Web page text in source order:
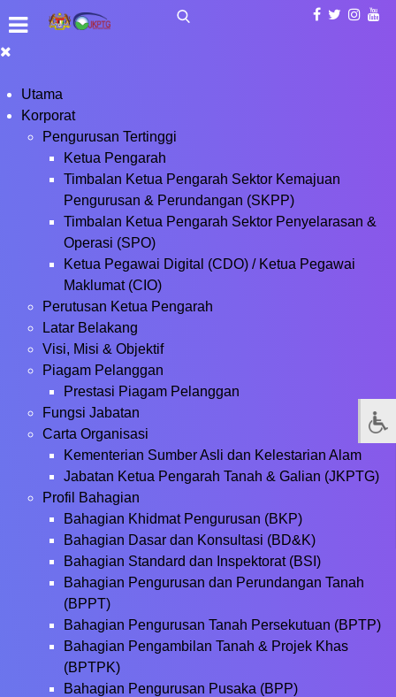
Utama
Korporat
Pengurusan Tertinggi
Ketua Pengarah
Timbalan Ketua Pengarah Sektor Kemajuan
Pengurusan & Perundangan (SKPP)
Timbalan Ketua Pengarah Sektor Penyelarasan &
Operasi (SPO)
Ketua Pegawai Digital (CDO) / Ketua Pegawai
Maklumat (CIO)
Perutusan Ketua Pengarah
Latar Belakang
Visi, Misi & Objektif
Piagam Pelanggan
Prestasi Piagam Pelanggan
Fungsi Jabatan
Carta Organisasi
Kementerian Sumber Asli dan Kelestarian Alam
Jabatan Ketua Pengarah Tanah & Galian (JKPTG)
Profil Bahagian
Bahagian Khidmat Pengurusan (BKP)
Bahagian Dasar dan Konsultasi (BD&K)
Bahagian Standard dan Inspektorat (BSI)
Bahagian Pengurusan dan Perundangan Tanah
(BPPT)
Bahagian Pengurusan Tanah Persekutuan (BPTP)
Bahagian Pengambilan Tanah & Projek Khas
(BPTPK)
Bahagian Pengurusan Pusaka (BPP)